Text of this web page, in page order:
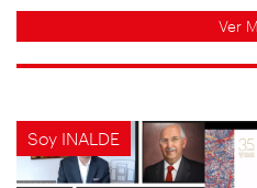
Ver
Soy INALDE